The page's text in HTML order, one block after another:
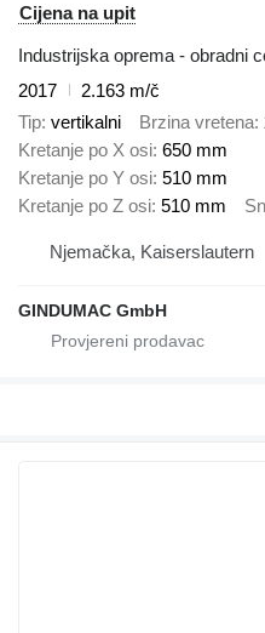
Cijena na upit
Industrijska oprema - obradni
2017
2.163 m/č
Tip vertikalni Brzina vretena
Kretanje po X osi 650 mm
Kretanje po Y osi 510 mm
Kretanje po Z osi 510 mm
Njemačka, Kaiserslautern
GINDUMAC GmbH